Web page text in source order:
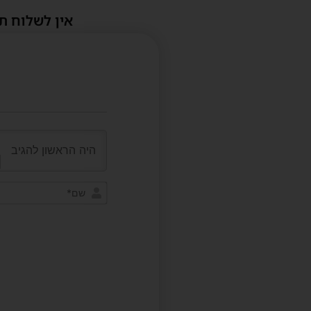
אין לשלוח